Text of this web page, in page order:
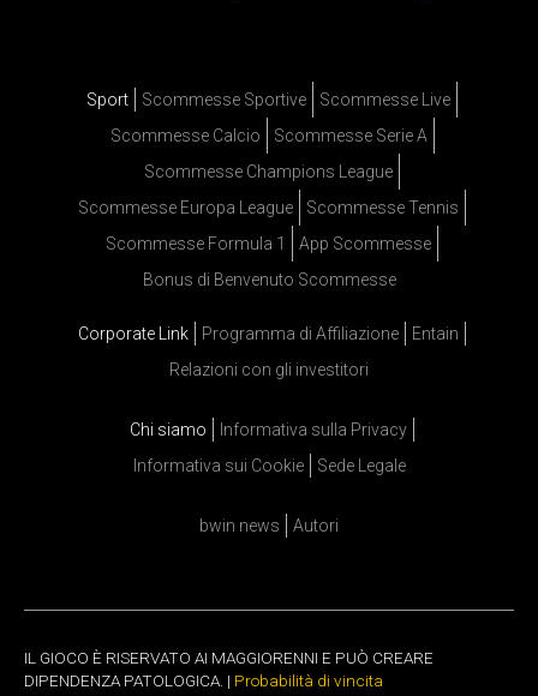
Sport Scommesse Sportive
Scommesse Live
Scommesse Calcio
Scommesse Serie A
Scommesse Champions League
Scommesse Europa League
Scommesse Tennis
Scommesse Formula 1
App Scommesse
Bonus di Benvenuto Scommesse
Corporate Link Programma di Affiliazione
Entain
Relazioni con gli investitori
Chi siamo
Informativa sulla Privacy
Informativa sui Cookie
Sede Legale
bwin news Autori
IL GIOCO È RISERVATO AI MAGGIORENNI E PUÒ CREARE
DIPENDENZA PATOLOGICA. | Probabilità di vincita